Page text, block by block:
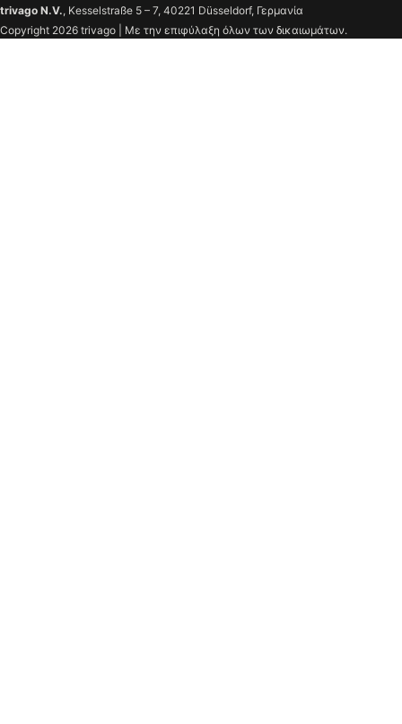
trivago N.V., Kesselstraße 5 – 7, 40221 Düsseldorf, Γερμανία
Copyright 2026 trivago | Με την επιφύλαξη όλων των δικαιωμάτων.